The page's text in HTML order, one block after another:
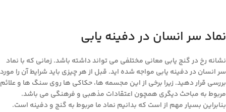
نماد سر انسان در دفینه یابی
نشانه رخ در گنج یابی معانی مختلفی می تواند داشته باشد. زمانی که با نماد
سر انسان در دفینه یابی مواجه شده اید. قبل از هر چیزی باید شرایط آن را مورد
بررسی قرار دهید. زیرا برخی از این مجسمه ها، حکاکی ها روی سنگ ها و علائم
مربوط به مباحث دیگری همچون اعتقادات مذهبی و فرهنگی می باشد.
بنابراین بسیار مهم از است که بدانیم نماد ما مربوط به گنج و دفینه است.